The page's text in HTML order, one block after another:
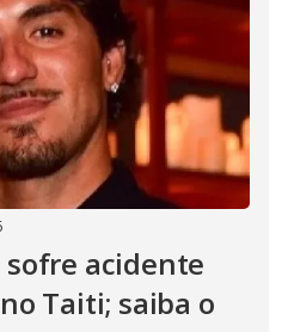
acidente
Taiti; saiba o